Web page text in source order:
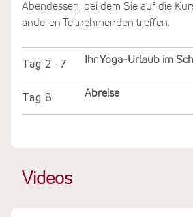
Abendessen, bei dem Sie auf die
anderen Teilnehmenden treffen.
Tag 2 - 7 Ihr Yoga-Urlaub im
Tag 8 Abreise
Videos